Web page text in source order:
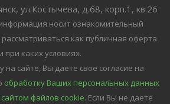
ул.Костычева, д.68, корп.1, кв.26
носит ознакомительный
как публичная оферта
при каких условиях.
сайте, Вы даете свое согласие на
обработку Ваших персональных данных
файлов cookie. Если Вы не даете